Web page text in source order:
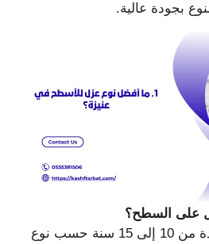
بجودة عالية.
تستمر طبقة العزل عادة من 10 إلى 15 سنة حسب نوع